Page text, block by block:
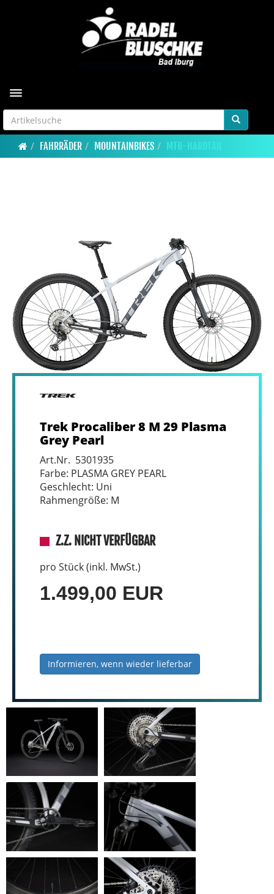
Toggle navigation
FAHRRÄDER MOUNTAINBIKES MTB-HARDTAIL
Trek Procaliber 8 M 29 Plasma
Grey Pearl
Art.Nr. 5301935
Farbe: PLASMA GREY PEARL
Geschlecht: Uni
Rahmengröße: M
Z.Z. NICHT VERFÜGBAR
pro Stück (inkl. MwSt.)
1.499,00 EUR
Informieren, wenn wieder lieferbar